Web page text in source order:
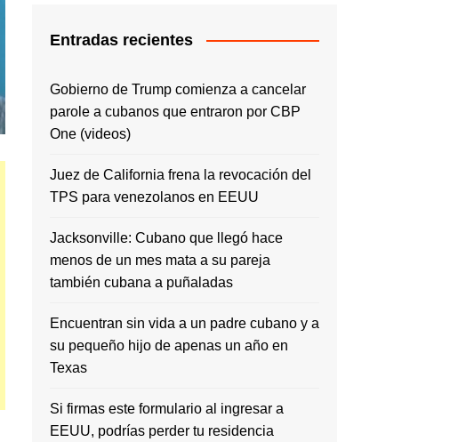
Entradas recientes
Gobierno de Trump comienza a cancelar
parole a cubanos que entraron por CBP
One (videos)
Juez de California frena la revocación del
TPS para venezolanos en EEUU
Jacksonville: Cubano que llegó hace
menos de un mes mata a su pareja
también cubana a puñaladas
Encuentran sin vida a un padre cubano y a
su pequeño hijo de apenas un año en
Texas
Si firmas este formulario al ingresar a
EEUU, podrías perder tu residencia